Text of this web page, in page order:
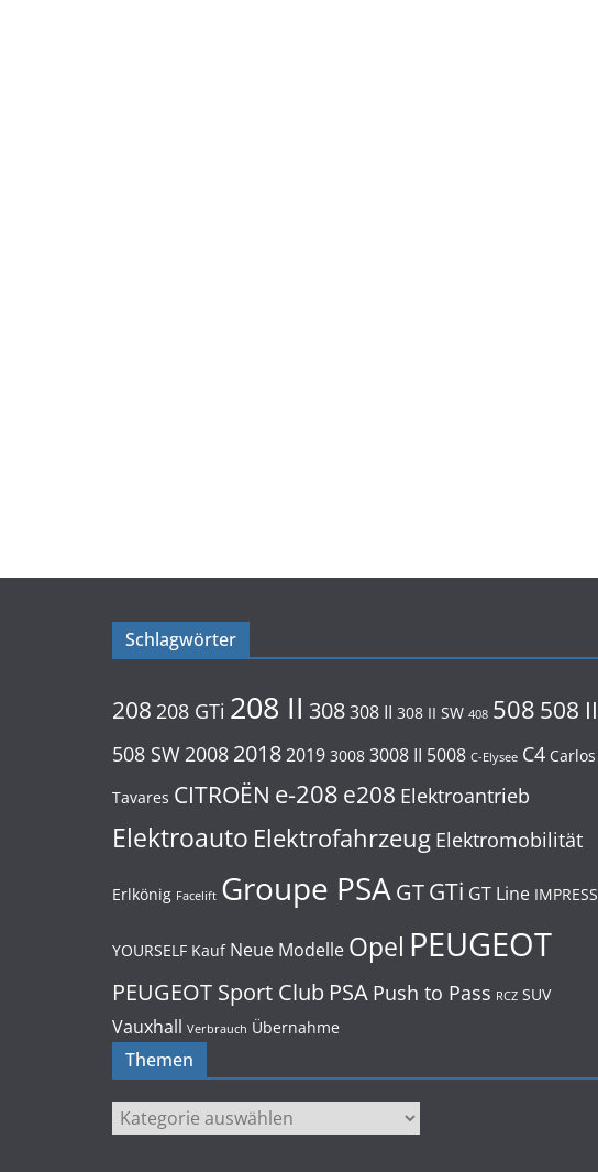
Schlagwörter
208 208 GTi 208 II 308308 II 308 II SW 408 508 508 II
508 SW 2008 20182019 3008 3008 II 5008 C-Elysee C4 Carlos
Tavares CITROËN e-208 e208 Elektroantrieb
Elektroauto Elektrofahrzeug Elektromobilität
Erlkönig Facelift Groupe PSAGTGTi GT Line IMPRESS
YOURSELF Kauf Neue Modelle Opel PEUGEOT
PEUGEOT Sport Club PSA Push to Pass RCZ SUV
Vauxhall Verbrauch Übernahme
Themen
Themen